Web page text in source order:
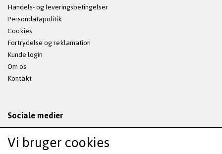
Handels- og leveringsbetingelser
Persondatapolitik
Cookies
Fortrydelse og reklamation
Kunde login
Om os
Kontakt
Sociale medier
Vi bruger cookies